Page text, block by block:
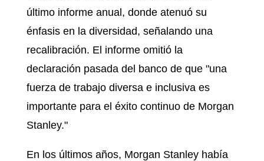
último informe anual, donde atenuó su
énfasis en la diversidad, señalando una
recalibración. El informe omitió la
declaración pasada del banco de que "una
fuerza de trabajo diversa e inclusiva es
importante para el éxito continuo de Morgan
Stanley."
En los últimos años, Morgan Stanley había